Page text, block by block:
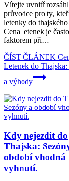
Vítejte uvnitř
průvodce pro ty,
letenky do thajského
Cena letenek je
faktorem při…
ČÍST ČLÁNEK
Letenek do
a výhody
Kdy nejezdit do
Thajska:
období vhodná
vyhnutí.